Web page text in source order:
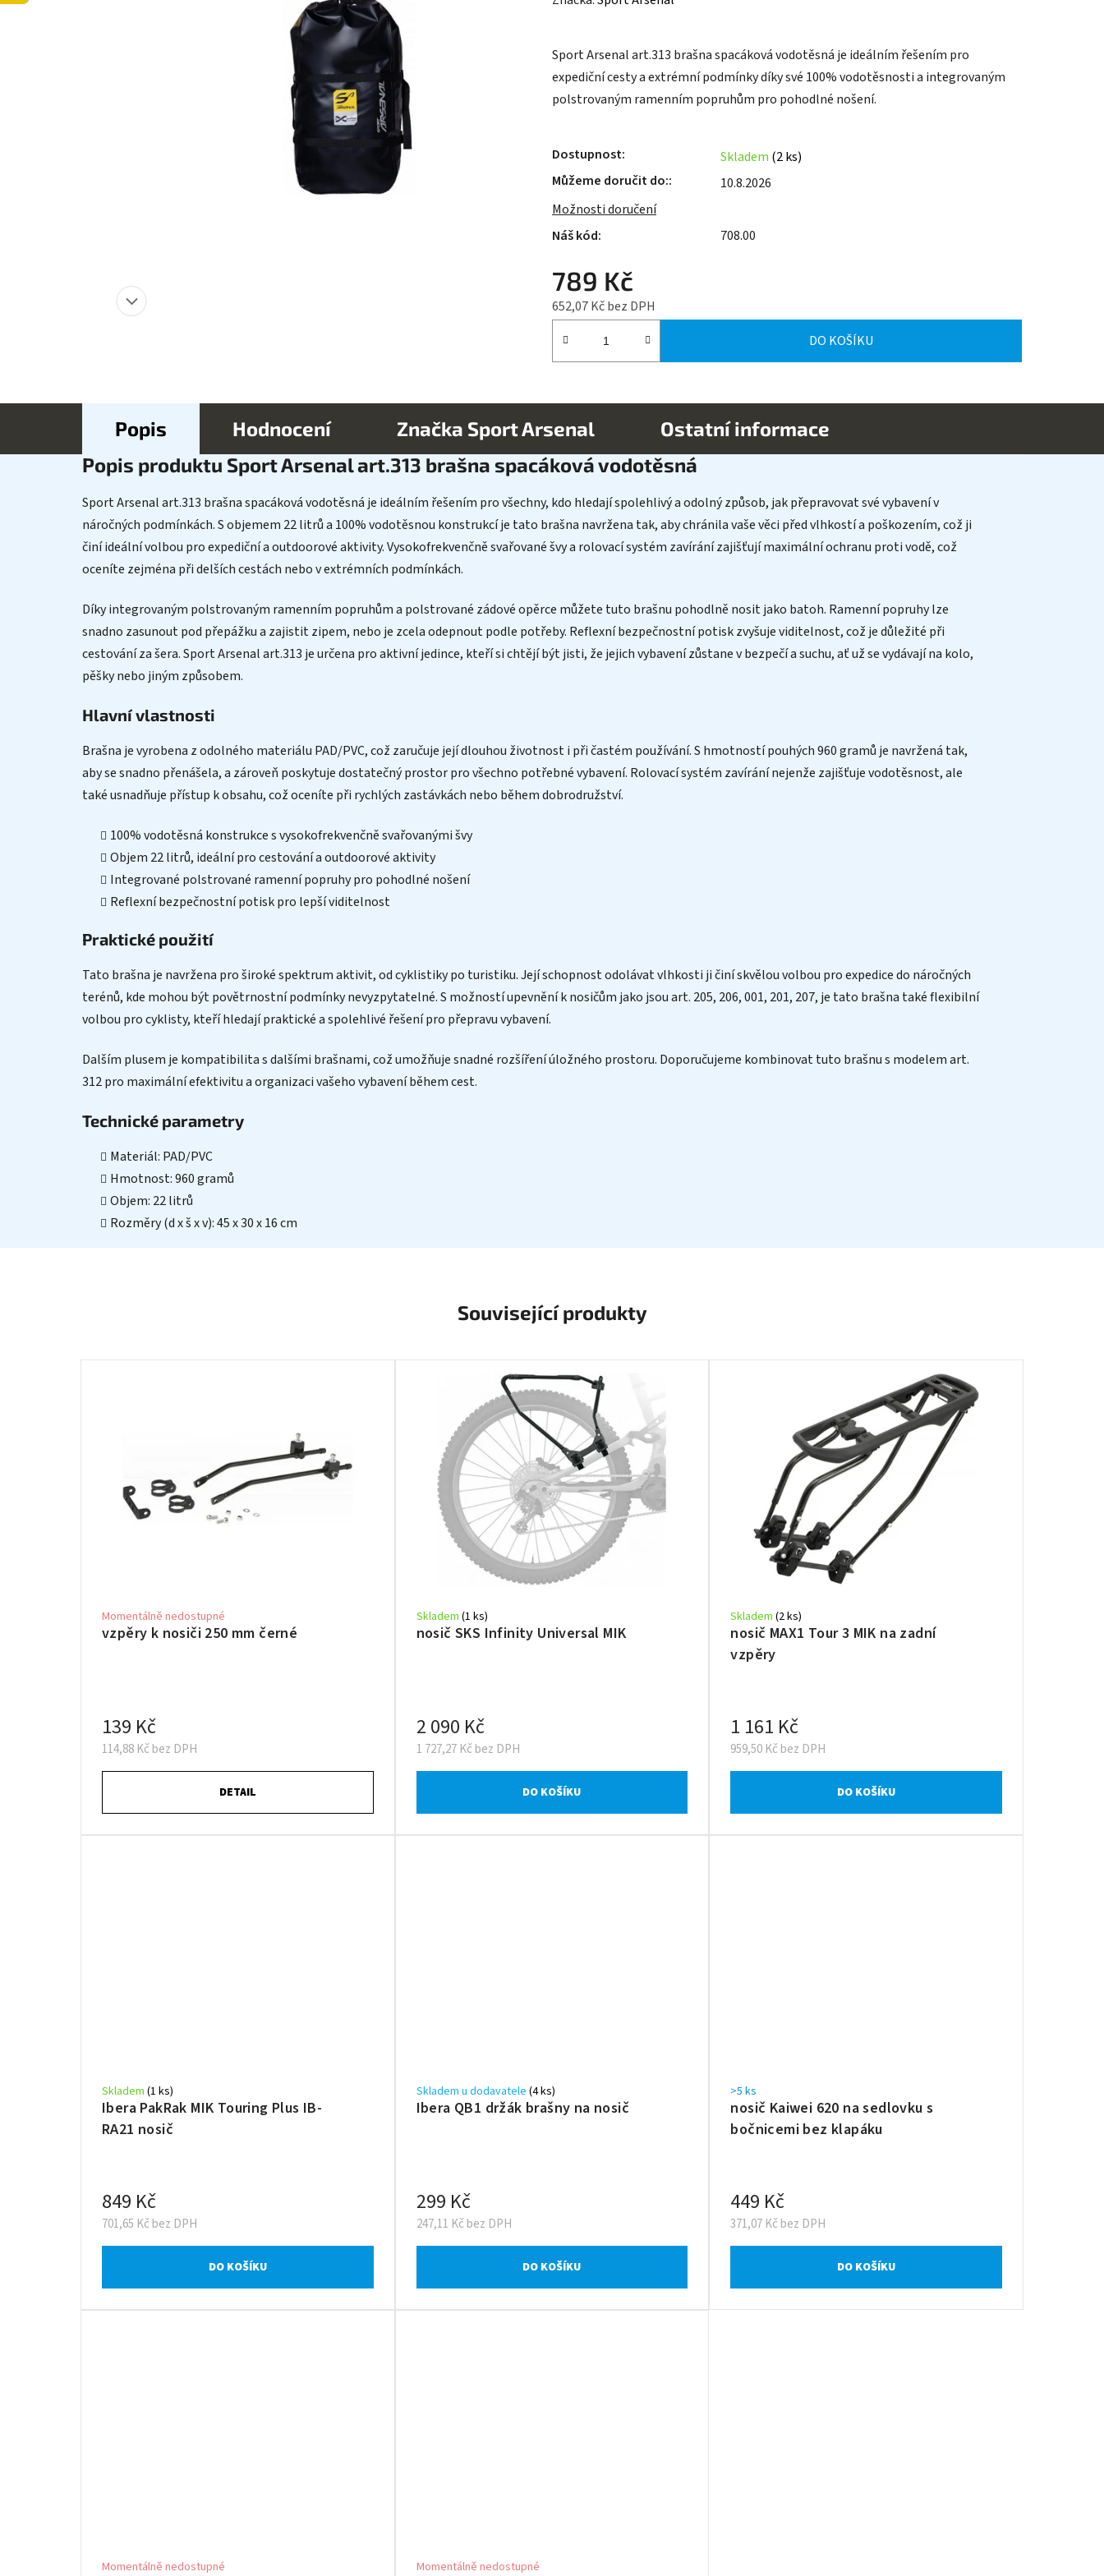
0,0
5
Sport Arsenal art.313 brašna spacáková vodotěsná je ideálním řešením pro
expediční cesty a extrémní podmínky díky své 100% vodotěsnosti a integrovaným
polstrovaným ramenním popruhům pro pohodlné nošení.
Dostupnost Skladem (2 ks)
Můžeme doručit do:
10.8.2026
Možnosti doručení
708.00
789 Kč
652,07 Kč bez DPH
Měrná cena:
DO KOŠÍKU
Popis Hodnocení Značka Sport Arsenal
Ostatní informace
Popis produktu Sport Arsenal art.313 brašna spacáková vodotěsná
Sport Arsenal art.313 brašna spacáková vodotěsná je ideálním řešením pro všechny, kdo hledají spolehlivý a odolný způsob, jak přepravovat své vybavení v
náročných podmínkách. S objemem 22 litrů a 100% vodotěsnou konstrukcí je tato brašna navržena tak, aby chránila vaše věci před vlhkostí a poškozením, což ji
činí ideální volbou pro expediční a outdoorové aktivity. Vysokofrekvenčně svařované švy a rolovací systém zavírání zajišťují maximální ochranu proti vodě, což
oceníte zejména při delších cestách nebo v extrémních podmínkách.
Díky integrovaným polstrovaným ramenním popruhům a polstrované zádové opěrce můžete tuto brašnu pohodlně nosit jako batoh. Ramenní popruhy lze
snadno zasunout pod přepážku a zajistit zipem, nebo je zcela odepnout podle potřeby. Reflexní bezpečnostní potisk zvyšuje viditelnost, což je důležité při
cestování za šera. Sport Arsenal art.313 je určena pro aktivní jedince, kteří si chtějí být jisti, že jejich vybavení zůstane v bezpečí a suchu, ať už se vydávají na kolo,
pěšky nebo jiným způsobem.
Hlavní vlastnosti
Brašna je vyrobena z odolného materiálu PAD/PVC, což zaručuje její dlouhou životnost i při častém používání. S hmotností pouhých 960 gramů je navržená tak,
aby se snadno přenášela, a zároveň poskytuje dostatečný prostor pro všechno potřebné vybavení. Rolovací systém zavírání nejenže zajišťuje vodotěsnost, ale
také usnadňuje přístup k obsahu, což oceníte při rychlých zastávkách nebo během dobrodružství.
100% vodotěsná konstrukce s vysokofrekvenčně svařovanými švy
Objem 22 litrů, ideální pro cestování a outdoorové aktivity
Integrované polstrované ramenní popruhy pro pohodlné nošení
Reflexní bezpečnostní potisk pro lepší viditelnost
Praktické použití
Tato brašna je navržena pro široké spektrum aktivit, od cyklistiky po turistiku. Její schopnost odolávat vlhkosti ji činí skvělou volbou pro expedice do náročných
terénů, kde mohou být povětrnostní podmínky nevyzpytatelné. S možností upevnění k nosičům jako jsou art. 205, 206, 001, 201, 207, je tato brašna také flexibilní
volbou pro cyklisty, kteří hledají praktické a spolehlivé řešení pro přepravu vybavení.
Dalším plusem je kompatibilita s dalšími brašnami, což umožňuje snadné rozšíření úložného prostoru. Doporučujeme kombinovat tuto brašnu s modelem art.
312 pro maximální efektivitu a organizaci vašeho vybavení během cest.
Technické parametry
Materiál: PAD/PVC
Hmotnost: 960 gramů
Objem: 22 litrů
Rozměry (d x š x v): 45 x 30 x 16 cm
Související produkty
vzpěry k nosiči 250 mm černé
Momentálně nedostupné
114,88 Kč bez DPH
139 Kč
DETAIL
nosič SKS Infinity Universal MIK
Skladem (1 ks)
1 727,27 Kč bez DPH
2 090 Kč
DO KOŠÍKU
nosič MAX1 Tour 3 MIK na zadní
vzpěry
Skladem(2 ks)
959,50 Kč bez DPH
1 161 Kč
DO KOŠÍKU
Ibera PakRak MIK Touring Plus IB-
RA21 nosič
Skladem (1 ks)
701,65 Kč bez DPH
849 Kč
DO KOŠÍKU
Ibera QB1 držák brašny na nosič
Skladem u dodavatele (4 ks)
247,11 Kč bez DPH
299 Kč
DO KOŠÍKU
nosič Kaiwei 620 na sedlovku s
bočnicemi bez klapáku
>5 ks
371,07 Kč bez DPH
449 Kč
DO KOŠÍKU
Momentálně nedostupné Momentálně nedostupné